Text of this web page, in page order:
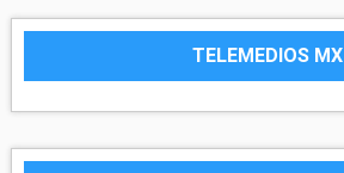
TELEMEDIOS MX